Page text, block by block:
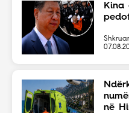
Kina
në